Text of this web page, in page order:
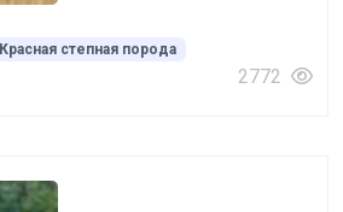
Красная степная порода
2772